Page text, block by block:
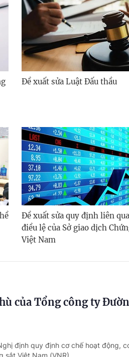
Đề xuất sửa Luật Đấu thầu
Đề xuất sửa quy định liên
điều lệ của Sở giao dịch
Việt Nam
của Tổng công ty
định quy định cơ chế hoạt động,